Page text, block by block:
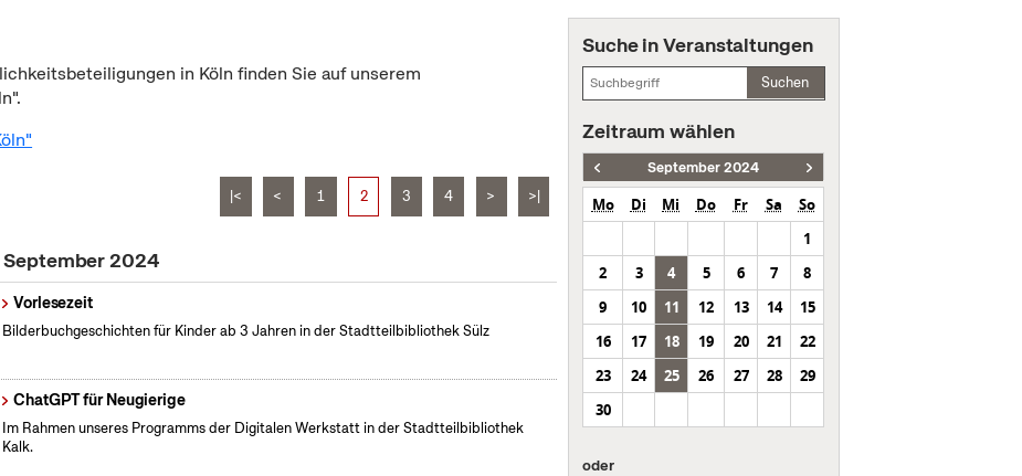
in Köln finden Sie auf unserem
|< < 1 2 3 4 > >|
2024
Vorlesezeit
Bilderbuchgeschichten für Kinder ab 3 Jahren in der Stadtteilbibliothek Sülz
ChatGPT für Neugierige
Im Rahmen unseres Programms der Digitalen Werkstatt in der Stadtteilbibliothek
Kalk.
Suche in Veranstaltungen
Suchen
Zeitraum wählen
September 2024
Mo Di Mi Do Fr Sa
So
1
2
3 4 5 6 7
8
9
10 11 12 13 14
15
16
17 18 19 20 21
22
23
24 25 26 27 28
29
30
oder